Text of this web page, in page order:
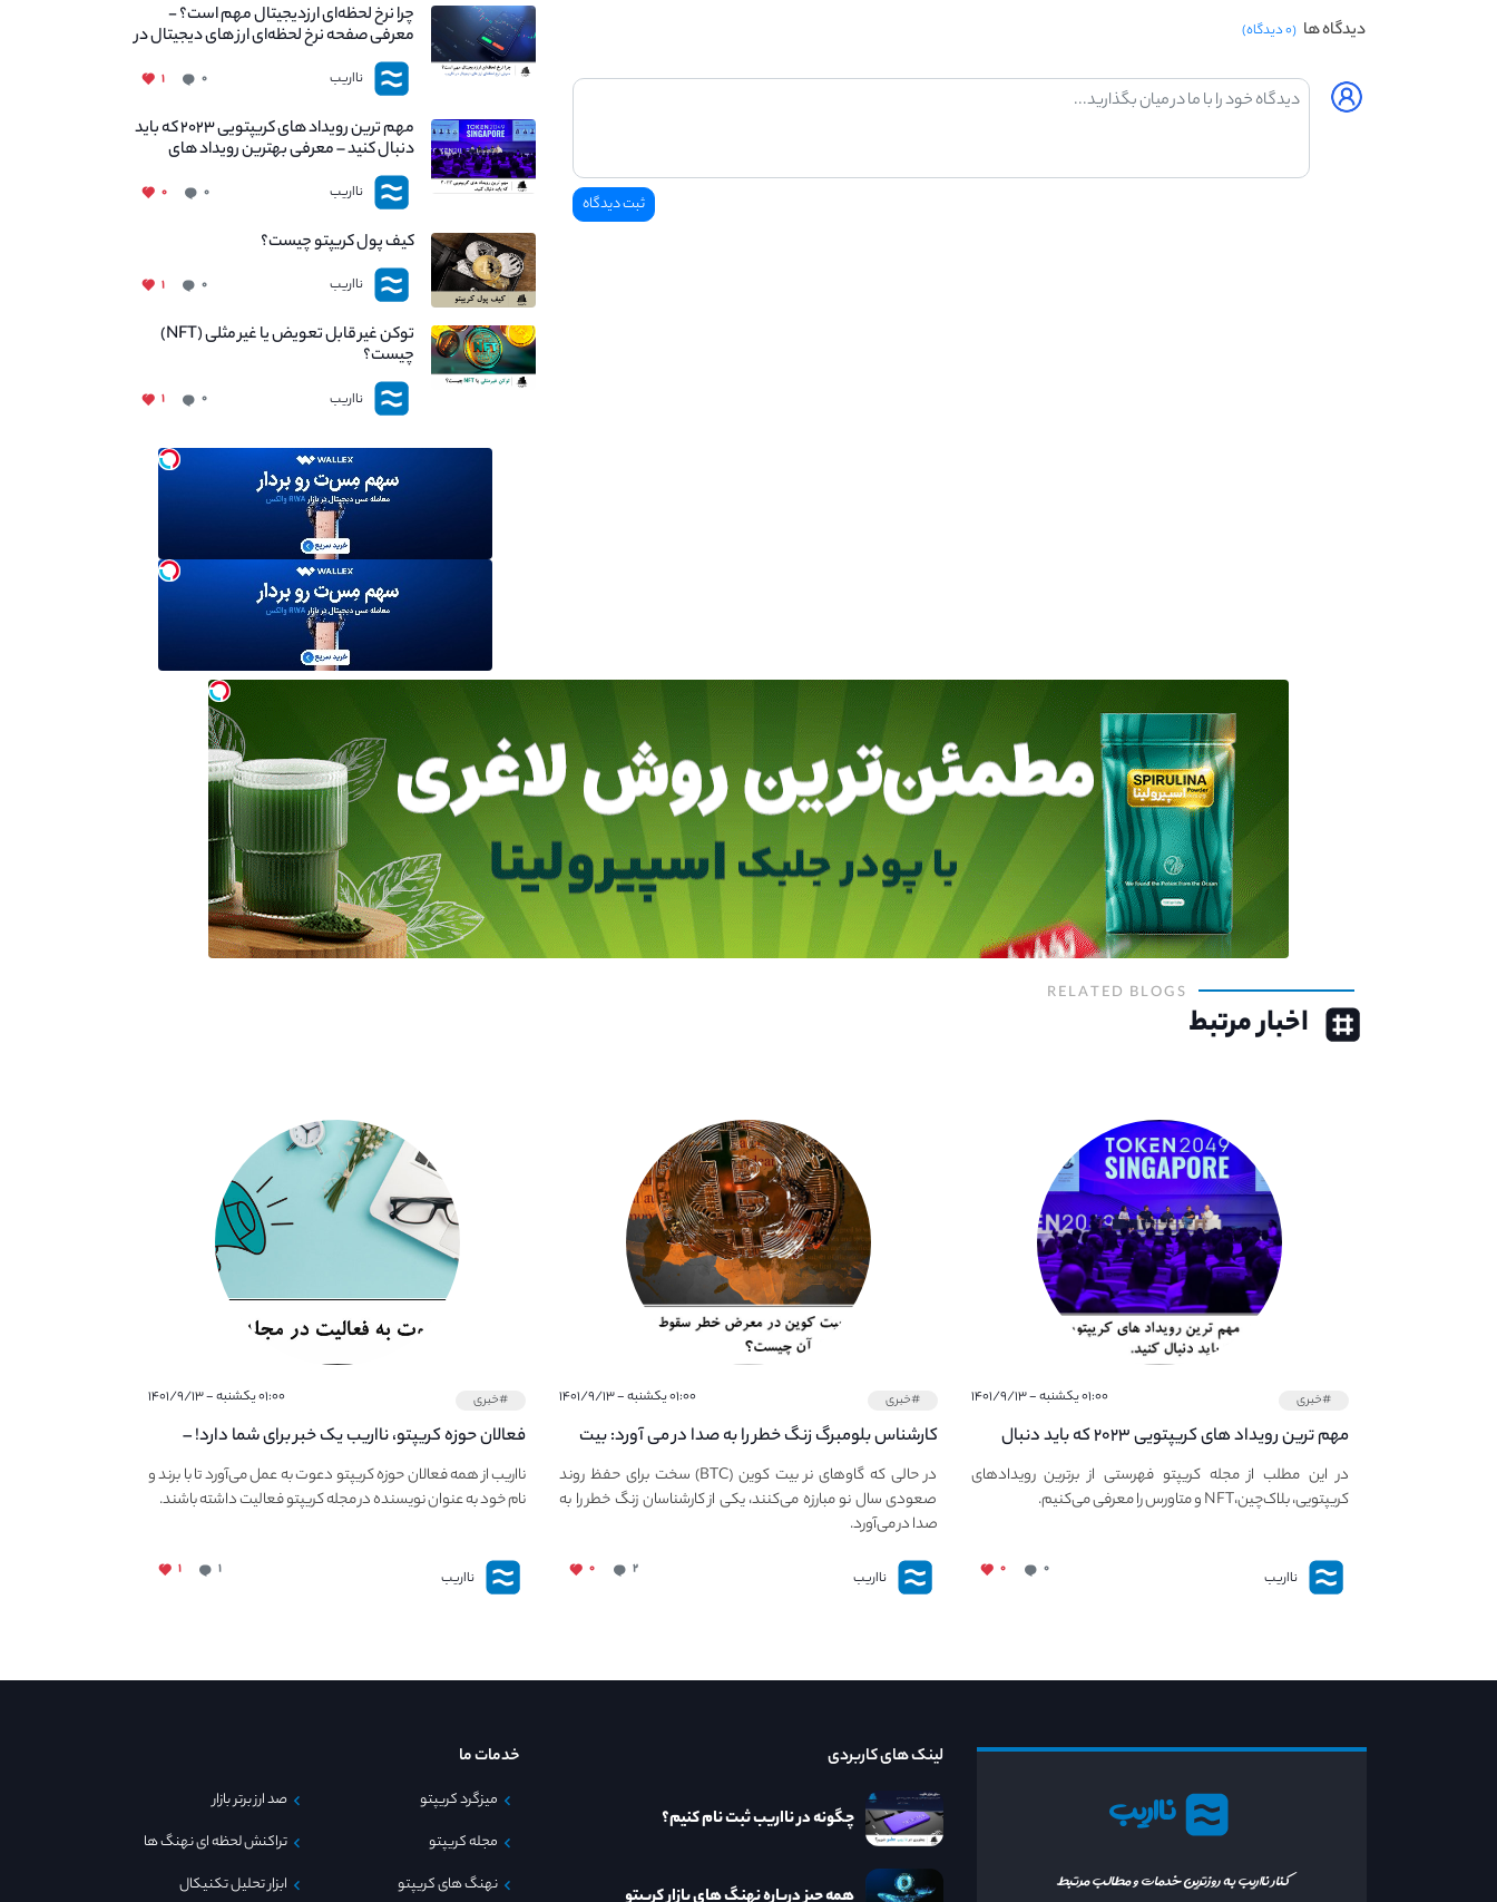
دیدگاه ها (۰ دیدگاه)
چرا نرخ لحظه‌ای ارزدیجیتال مهم است؟ -
معرفی صفحه نرخ لحظه‌ای ارز های دیجیتال در
نااریب
نااریب ۰ ۱
مهم ترین رویداد های کریپتویی ۲۰۲۳ که باید
دنبال کنید – معرفی بهترین رویداد های
جهانی
نااریب ۰ ۰
کیف پول کریپتو چیست؟
نااریب ۰ ۱
توکن غیر قابل تعویض یا غیر مثلی (NFT)
چیست؟
نااریب ۰ ۱
RELATED BLOGS
اخبار مرتبط
#خبری ۰۱:۰۰ یکشنبه - ۱۴۰۱/۹/۱۳
مهم ترین رویداد های کریپتویی ۲۰۲۳ که باید دنبال
کنید – معرفی بهترین رویداد های جهانی
در این مطلب از مجله کریپتو فهرستی از برترین رویدادهای
کریپتویی، بلاک‌چین،NFT و متاورس را معرفی می‌کنیم.
نااریب ۰ ۰
#خبری ۰۱:۰۰ یکشنبه - ۱۴۰۱/۹/۱۳
کارشناس بلومبرگ زنگ خطر را به صدا در می آورد: بیت
کوین در معرض خطر سقوط بزرگ است - دلیل آن
چیست؟
در حالی که گاوهای نر بیت کوین (BTC) سخت برای حفظ روند
صعودی سال نو مبارزه می‌کنند، یکی از کارشناسان زنگ خطر را به
صدا در می‌آورد.
نااریب ۲ ۰
#خبری ۰۱:۰۰ یکشنبه - ۱۴۰۱/۹/۱۳
فعالان حوزه کریپتو، نااریب یک خبر برای شما دارد! –
دعوت به فعالیت در مجله کریپتو
نااریب از همه فعالان حوزه کریپتو دعوت به عمل می‌آورد تا با برند و
نام خود به عنوان نویسنده در مجله کریپتو فعالیت داشته باشند.
نااریب ۱ ۱
نااریب
کنار نااریب به روزترین خدمات و مطالب مرتبط
لینک های کاربردی
چگونه در نااریب ثبت نام کنیم؟
خدمات ما
میزگرد کریپتو
مجله کریپتو
نهنگ های کریپتو
صد ارز برتر بازار
تراکنش لحظه ای نهنگ ها
ابزار تحلیل تکنیکال